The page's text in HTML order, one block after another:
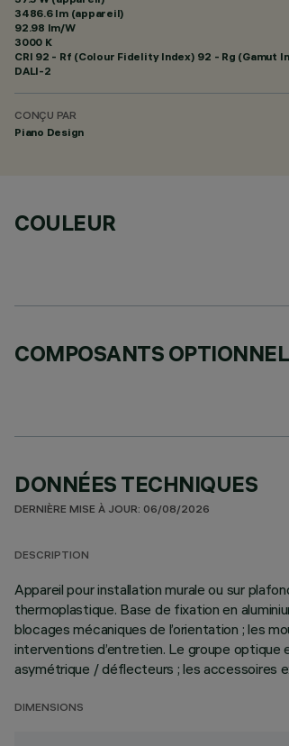
3486.6 lm (appareil)
92.98 lm/W
3000 K
CRI 92 - Rf (Colour Fidelity Index) 92 - Rg (Gamut
DALI-2
CONÇU PAR
Piano Design
COULEUR
COMPOSANTS
DONNÉES TECHNIQUES
DERNIÈRE MISE À JOUR: 06/08/2026
DESCRIPTION
Appareil pour installation murale ou sur
thermoplastique. Base de fixation en
blocages mécaniques de l’orientation ; les
interventions d’entretien. Le groupe optique
asymétrique / déflecteurs ; les accessoires
DIMENSIONS